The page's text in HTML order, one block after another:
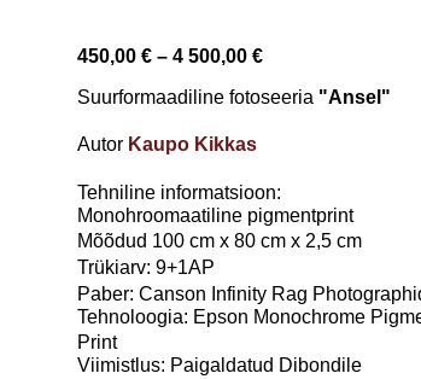
450,00 €– 4 500,00 €
Suurformaadiline fotoseeria "Ansel"
Autor Kaupo Kikkas
Tehniline informatsioon:
Monohroomaatiline pigmentprint
Mõõdud 100 cm x 80 cm x 2,5 cm
Trükiarv: 9+1AP
Paber: Canson Infinity Rag
Tehnoloogia: Epson Monochrome
Print
Viimistlus: Paigaldatud Dibondile